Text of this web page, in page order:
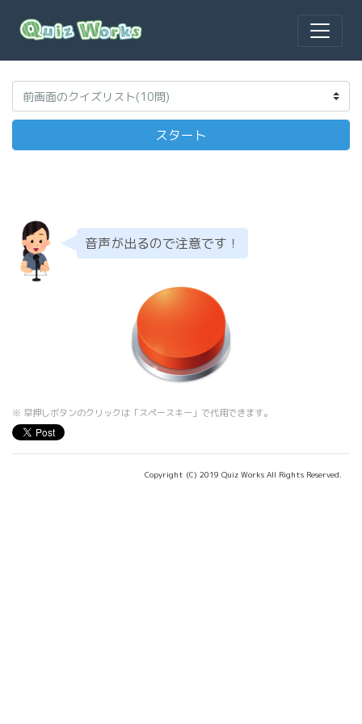
音声が出るので注意です！
※ 早押しボタンのクリックは「スペースキー」で代用できます。
Copyright (C) 2019 Quiz Works All Rights Reserved.